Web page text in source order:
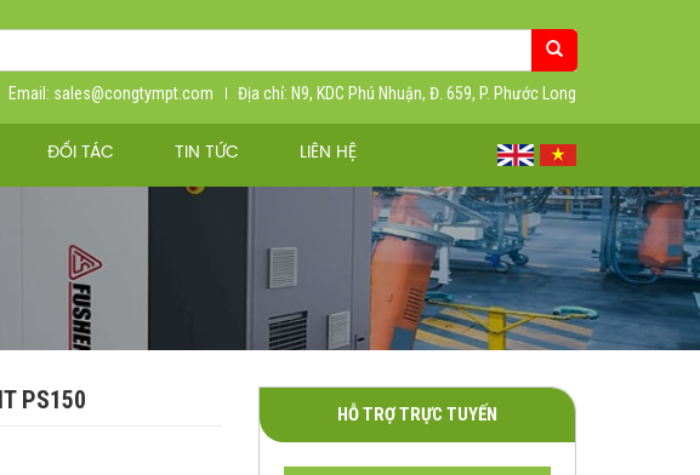
Email: sales@congtympt.com Địa chỉ: N9, KDC Phú Nhuận, Đ. 659, P. Phước Long
ĐỐI TÁC TIN TỨC LIÊN HỆ
PS150 HỖ TRỢ TRỰC TUYẾN